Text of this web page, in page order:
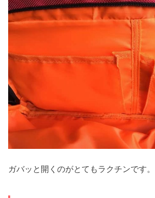
ガバッと開くのがとてもラクチンです。